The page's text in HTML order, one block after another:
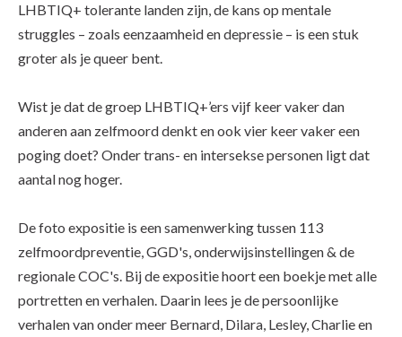
LHBTIQ+ tolerante landen zijn, de kans op mentale
struggles – zoals eenzaamheid en depressie – is een stuk
groter als je queer bent.
Wist je dat de groep LHBTIQ+’ers vijf keer vaker dan
anderen aan zelfmoord denkt en ook vier keer vaker een
poging doet? Onder trans- en intersekse personen ligt dat
aantal nog hoger.
De foto expositie is een samenwerking tussen 113
zelfmoordpreventie, GGD's, onderwijsinstellingen & de
regionale COC's. Bij de expositie hoort een boekje met alle
portretten en verhalen. Daarin lees je de persoonlijke
verhalen van onder meer Bernard, Dilara, Lesley, Charlie en